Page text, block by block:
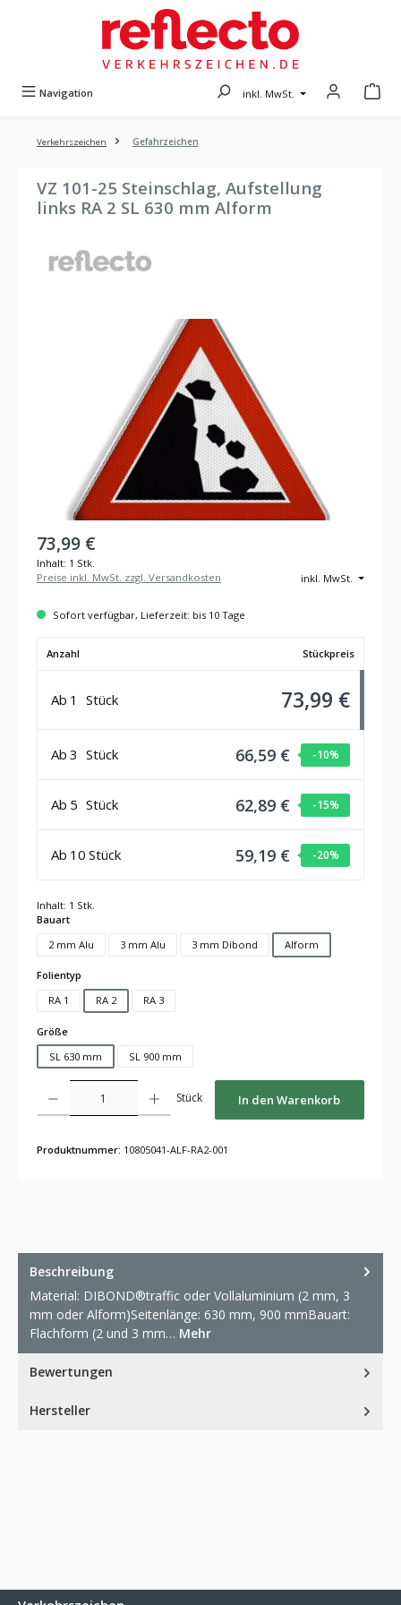
Navigation inkl. MwSt.
Verkehrszeichen Gefahrzeichen
VZ 101-25 Steinschlag, Aufstellung
links RA 2 SL 630 mm Alform
73,99 €
Inhalt: 1 Stk.
inkl. MwSt.
Preise inkl. MwSt. zzgl. Versandkosten
Sofort verfügbar, Lieferzeit: bis 10 Tage
Anzahl Stückpreis
Ab 1 Stück 73,99 €
Ab 3 Stück 66,59 € -10%
Ab 5 Stück 62,89 € -15%
Ab 10 Stück 59,19 € -20%
Inhalt: 1 Stk.
Bauartauswählen
2 mm Alu
3 mm Alu 3 mm Dibond Alform
Folientyp
RA 1
RA 2 RA 3
Größeauswählen
SL 630 mm
SL 900 mm
Stück In den Warenkorb
Produktnummer: 10805041-ALF-RA2-001
Beschreibung
Material: DIBOND®traffic oder Vollaluminium (2 mm, 3
mm oder Alform)Seitenlänge: 630 mm, 900 mmBauart:
Flachform (2 und 3 mm… Mehr
Bewertungen
Hersteller